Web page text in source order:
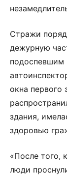
Стражи
дежурную
подоспевшим
окна первого
здания,
здоровью
«После того,
люди